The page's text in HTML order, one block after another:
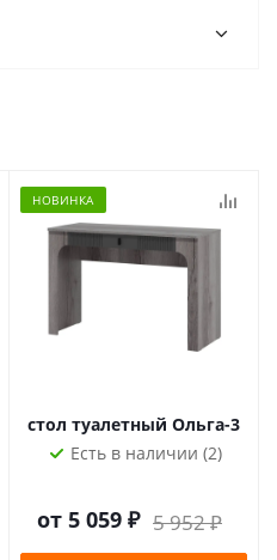
НОВИНКА
стол туалетный Ольга-3
Есть в наличии (2)
от 5 059 ₽ 5 952 ₽